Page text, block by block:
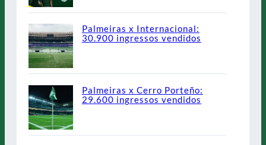
Palmeiras x Internacional:
30.900 ingressos vendidos
Palmeiras x Cerro Porteño:
29.600 ingressos vendidos